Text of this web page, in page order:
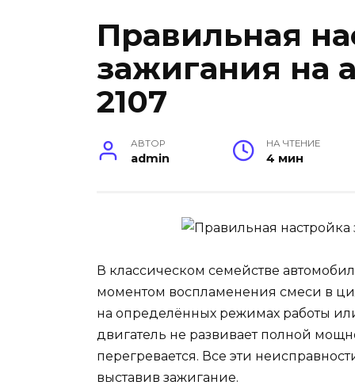
Правильная
зажигания на
2107
АВТОР
admin
НА ЧТЕНИЕ
4 мин
В классическом семействе
моментом воспламенения смеси в
на определённых режимах работы
двигатель не развивает полной
перегревается. Все эти
выставив зажигание.